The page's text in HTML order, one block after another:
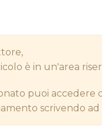
è in un'area
puoi
scrivendo ad